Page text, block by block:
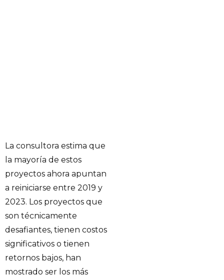
La consultora estima que
la mayoría de estos
proyectos ahora apuntan
a reiniciarse entre 2019 y
2023. Los proyectos que
son técnicamente
desafiantes, tienen costos
significativos o tienen
retornos bajos, han
mostrado ser los más